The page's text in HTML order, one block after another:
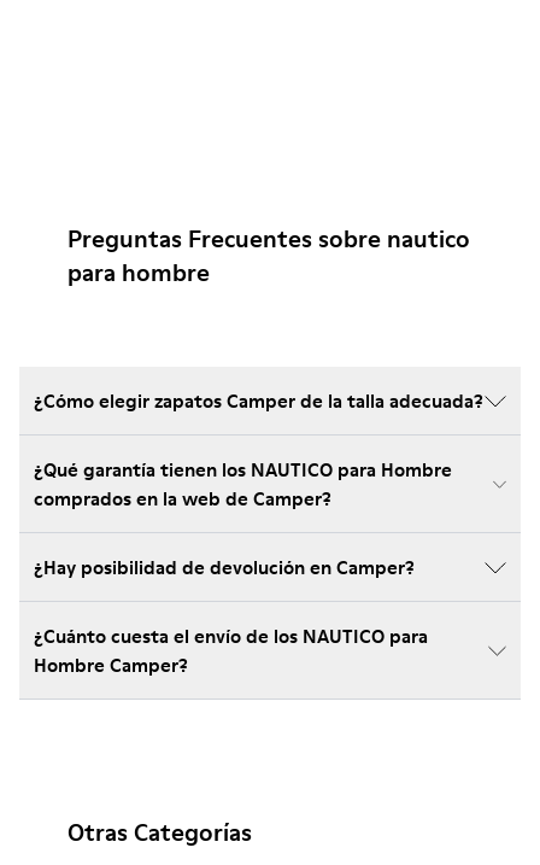
Preguntas Frecuentes sobre nautico
para hombre
¿Cómo elegir zapatos Camper de la talla adecuada?
¿Qué garantía tienen los NAUTICO para Hombre
comprados en la web de Camper?
¿Hay posibilidad de devolución en Camper?
¿Cuánto cuesta el envío de los NAUTICO para
Hombre Camper?
Otras Categorías